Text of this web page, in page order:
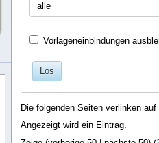
alle
Vorlageneinbindungen
Los
Die folgenden Seiten verlinken auf
Angezeigt wird ein Eintrag.